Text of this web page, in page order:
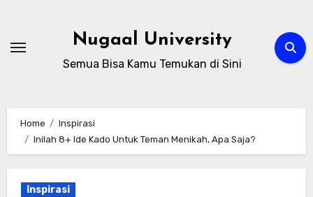
content
Nugaal University
Semua Bisa Kamu Temukan di Sini
Home
Inspirasi
Inilah 8+ Ide Kado Untuk Teman Menikah, Apa Saja?
Inspirasi